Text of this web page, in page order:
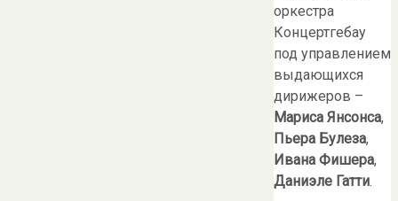
оркестра
Концертгебау
под управлением
выдающихся
дирижеров –
Мариса Янсонса,
Пьера Булеза,
Ивана Фишера,
Даниэле Гатти.